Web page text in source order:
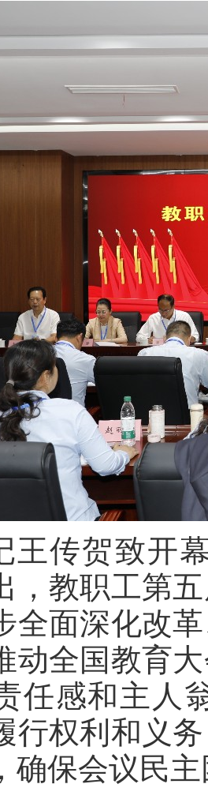
王传贺致开
，教职工第
全面深化改
动全国教育
任感和主人
行权利和义
确保会议民